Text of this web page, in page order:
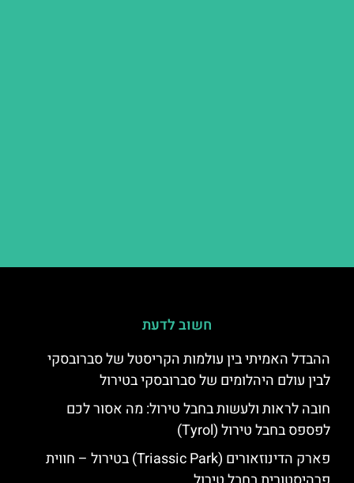
חשוב לדעת
ההבדל האמיתי בין עולמות הקריסטל של סברובסקי
לבין עולם היהלומים של סברובסקי בטירול
חובה לראות ולעשות בחבל טירול: מה אסור לכם
לפספס בחבל טירול (Tyrol)
פארק הדינוזאורים (Triassic Park) בטירול – חווית